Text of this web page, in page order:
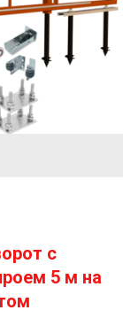
с
5 м на